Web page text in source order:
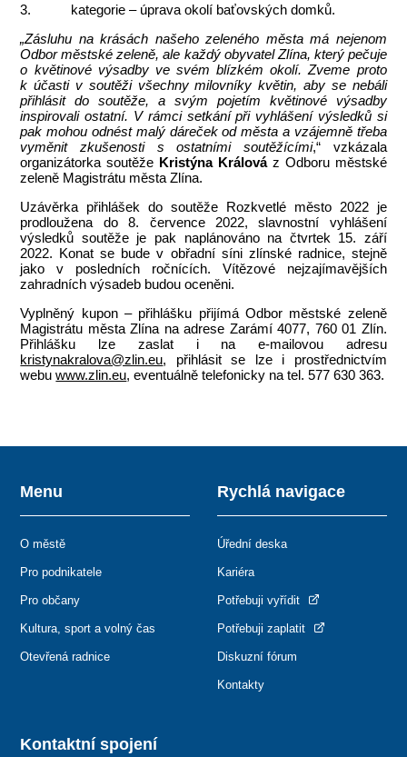
3. kategorie – úprava okolí baťovských domků.
„Zásluhu na krásách našeho zeleného města má nejenom
Odbor městské zeleně, ale každý obyvatel Zlína, který pečuje
o květinové výsadby ve svém blízkém okolí. Zveme proto
k účasti v soutěži všechny milovníky květin, aby se nebáli
přihlásit do soutěže, a svým pojetím květinové výsadby
inspirovali ostatní. V rámci setkání při vyhlášení výsledků si
pak mohou odnést malý dáreček od města a vzájemně třeba
vyměnit zkušenosti s ostatními soutěžícími,“ vzkázala
organizátorka soutěže Kristýna Králová z Odboru městské
zeleně Magistrátu města Zlína.
Uzávěrka přihlášek do soutěže Rozkvetlé město 2022 je
prodloužena do 8. července 2022, slavnostní vyhlášení
výsledků soutěže je pak naplánováno na čtvrtek 15. září
2022. Konat se bude v obřadní síni zlínské radnice, stejně
jako v posledních ročnících. Vítězové nejzajímavějších
zahradních výsadeb budou oceněni.
Vyplněný kupon – přihlášku přijímá Odbor městské zeleně
Magistrátu města Zlína na adrese Zarámí 4077, 760 01 Zlín.
Přihlášku lze zaslat i na e-mailovou adresu
kristynakralova@zlin.eu, přihlásit se lze i prostřednictvím
webuwww.zlin.eu, eventuálně telefonicky na tel. 577 630 363.
Kontaktní spojení
Menu
O městě
Pro podnikatele
Pro občany
Kultura, sport a volný čas
Otevřená radnice
Rychlá navigace
Úřední deska
Kariéra
Potřebuji vyřídit
Potřebuji zaplatit
Diskuzní fórum
Kontakty